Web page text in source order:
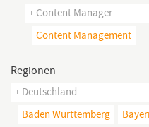
+ Content Manager
Content Management
Regionen
+ Deutschland
Baden Württemberg